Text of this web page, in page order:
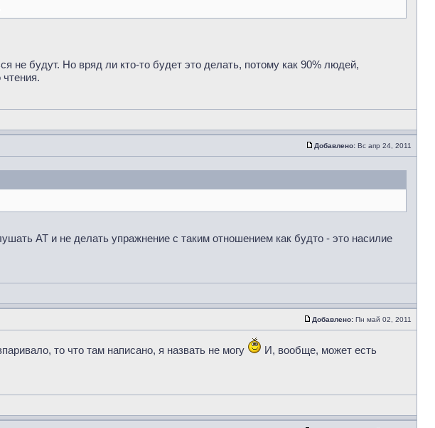
не будут. Но вряд ли кто-то будет это делать, потому как 90% людей,
Добавлено: Вс апр 24, 2011
АТ и не делать упражнение с таким отношением как будто - это насилие
Добавлено: Пн май 02, 2011
то что там написано, я назвать не могу
И, вообще, может есть